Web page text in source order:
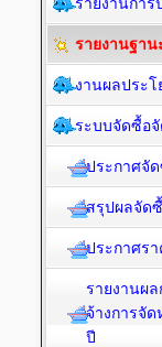
รายงานฐาน
งานผลประ
ระบบจัดซื้อจั
ประกาศจั
สรุปผลจัด
ประกาศรา
รายงานผ
จ้างการจั
ปี